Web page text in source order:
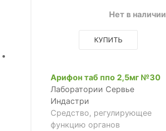
Нет в наличии
КУПИТЬ
Арифон таб ппо 2,5мг №30
Лаборатории Сервье
Индастри
Средство, регулирующее
функцию органов